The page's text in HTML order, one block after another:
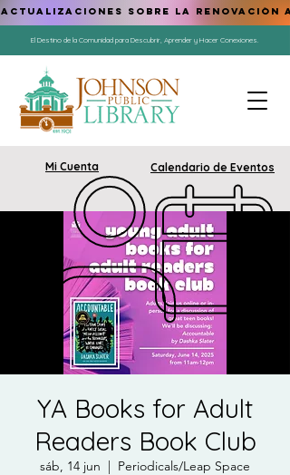
El Destino de la Comunidad para Descubrir, Aprender y Hacer Conexiones.
Mi Cuenta Calendario de Eventos
ACTUALIZACIONES SOBRE LA RENOVACIÓN
YA Books for Adult
Readers Book Club
sáb, 14 jun
  |
Periodicals/Leap Space